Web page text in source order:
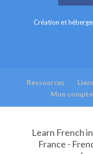
Création et
Ressources
Mon compte
Learn French
France -